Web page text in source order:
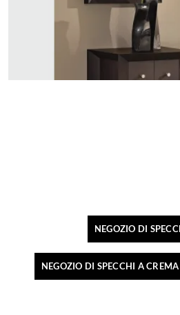
NEGOZIO DI
NEGOZIO DI SPECCHI A CREMA